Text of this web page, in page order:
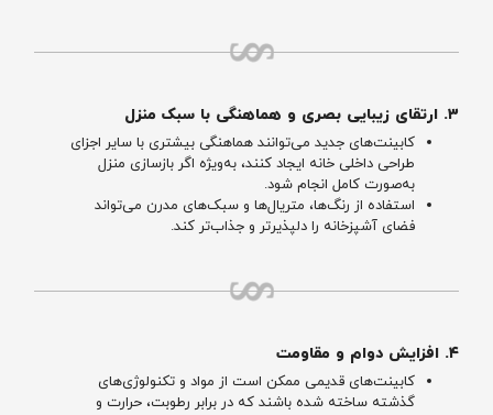
۳. ارتقای زیبایی بصری و هماهنگی با سبک منزل
کابینت‌های جدید می‌توانند هماهنگی بیشتری با سایر اجزای
طراحی داخلی خانه ایجاد کنند، به‌ویژه اگر بازسازی منزل
به‌صورت کامل انجام شود.
استفاده از رنگ‌ها، متریال‌ها و سبک‌های مدرن می‌تواند
فضای آشپزخانه را دلپذیرتر و جذاب‌تر کند.
۴. افزایش دوام و مقاومت
کابینت‌های قدیمی ممکن است از مواد و تکنولوژی‌های
گذشته ساخته شده باشند که در برابر رطوبت، حرارت و